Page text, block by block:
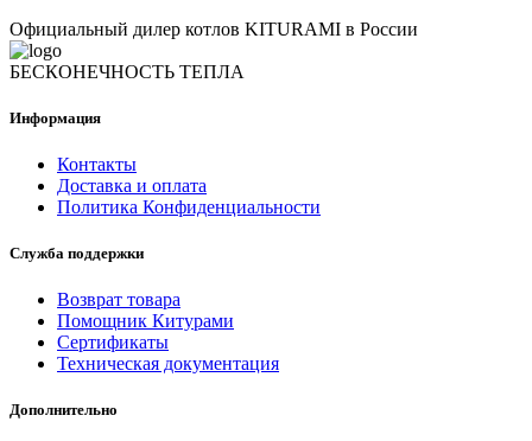
Официальный дилер котлов KITURAMI в России
БЕСКОНЕЧНОСТЬ ТЕПЛА
Информация
Контакты
Доставка и оплата
Политика Конфиденциальности
Служба поддержки
Возврат товара
Помощник Китурами
Сертификаты
Техническая документация
Дополнительно